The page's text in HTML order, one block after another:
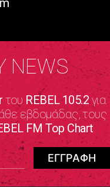
NEWS
τουREBEL 105.2για
εβδομάδας, τους
FM Top Chart